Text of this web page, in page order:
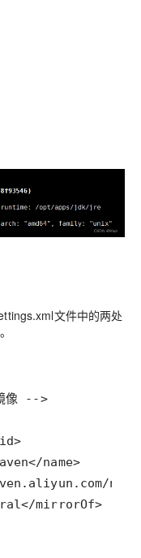
文件中的两处
       <!-- 中央仓库在中国的镜像 -->
            <name>aliyun maven</name>